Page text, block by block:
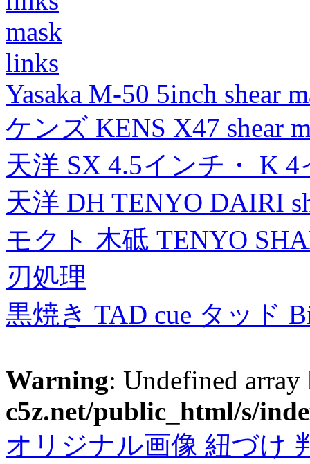
mask
links
Yasaka M-50 5inch shear
ケンズ KENS X47 shear
天洋 SX 4.5インチ・ K
天洋 DH TENYO DAIRI
モクト 木砥 TENYO
刃処理
黒焼き TAD cue タッド
Warning: Undefined
c5z.net/public_html/s/
オリジナル画像 紐づけ